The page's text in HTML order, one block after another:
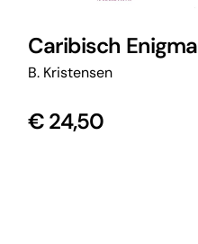
Caribisch Enigma
B. Kristensen
€24,50